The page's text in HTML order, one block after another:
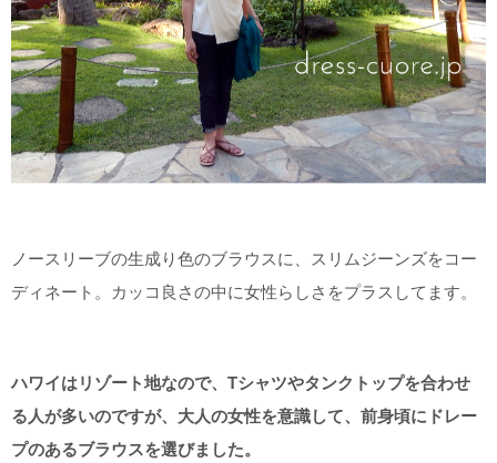
ノースリーブの生成り色のブラウスに、スリムジーンズをコー
ディネート。カッコ良さの中に女性らしさをプラスしてます。
ハワイはリゾート地なので、Tシャツやタンクトップを合わせ
る人が多いのですが、大人の女性を意識して、前身頃にドレー
プのあるブラウスを選びました。